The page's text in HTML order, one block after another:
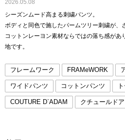
2026.05.08
シーズンムード高まる刺繍パンツ。
ボディと同色で施したパームツリー刺繍が、
コットンレーヨン素材ならではの落ち感があ
地です。
フレームワーク FRAMeWORK
ワイドパンツ コットンパンツ
COUTURE D`ADAM クチュールド